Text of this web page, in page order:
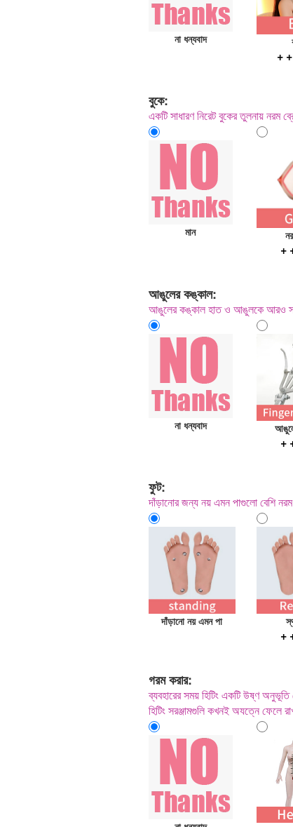
না ধন্যবাদ
+
বুকে:
একটি সাধারণ নিরেট বুকের তুলনায় নরম
মান
+
আঙুলের কঙ্কাল:
আঙুলের কঙ্কাল হাত ও আঙুলকে আরও
না ধন্যবাদ
+
ফুট:
দাঁড়ানোর জন্য নয় এমন পাগুলো বেশি
দাঁড়ানো নয় এমন পা
+
গরম করার:
ব্যবহারের সময় হিটিং একটি উষ্ণ
হিটিং সরঞ্জামগুলি কখনই অযত্নে ফেলে